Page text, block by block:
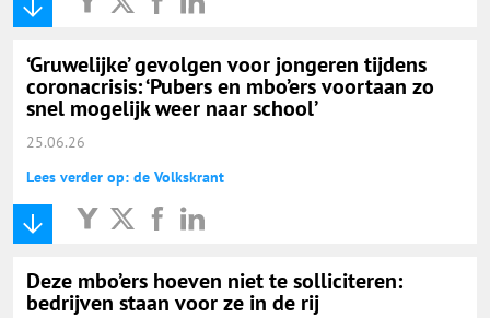
‘Gruwelijke’ gevolgen voor jongeren tijdens
coronacrisis: ‘Pubers en mbo’ers voortaan zo
snel mogelijk weer naar school’
25.06.26
Lees verder op: de Volkskrant
Deze mbo’ers hoeven niet te solliciteren:
bedrijven staan voor ze in de rij